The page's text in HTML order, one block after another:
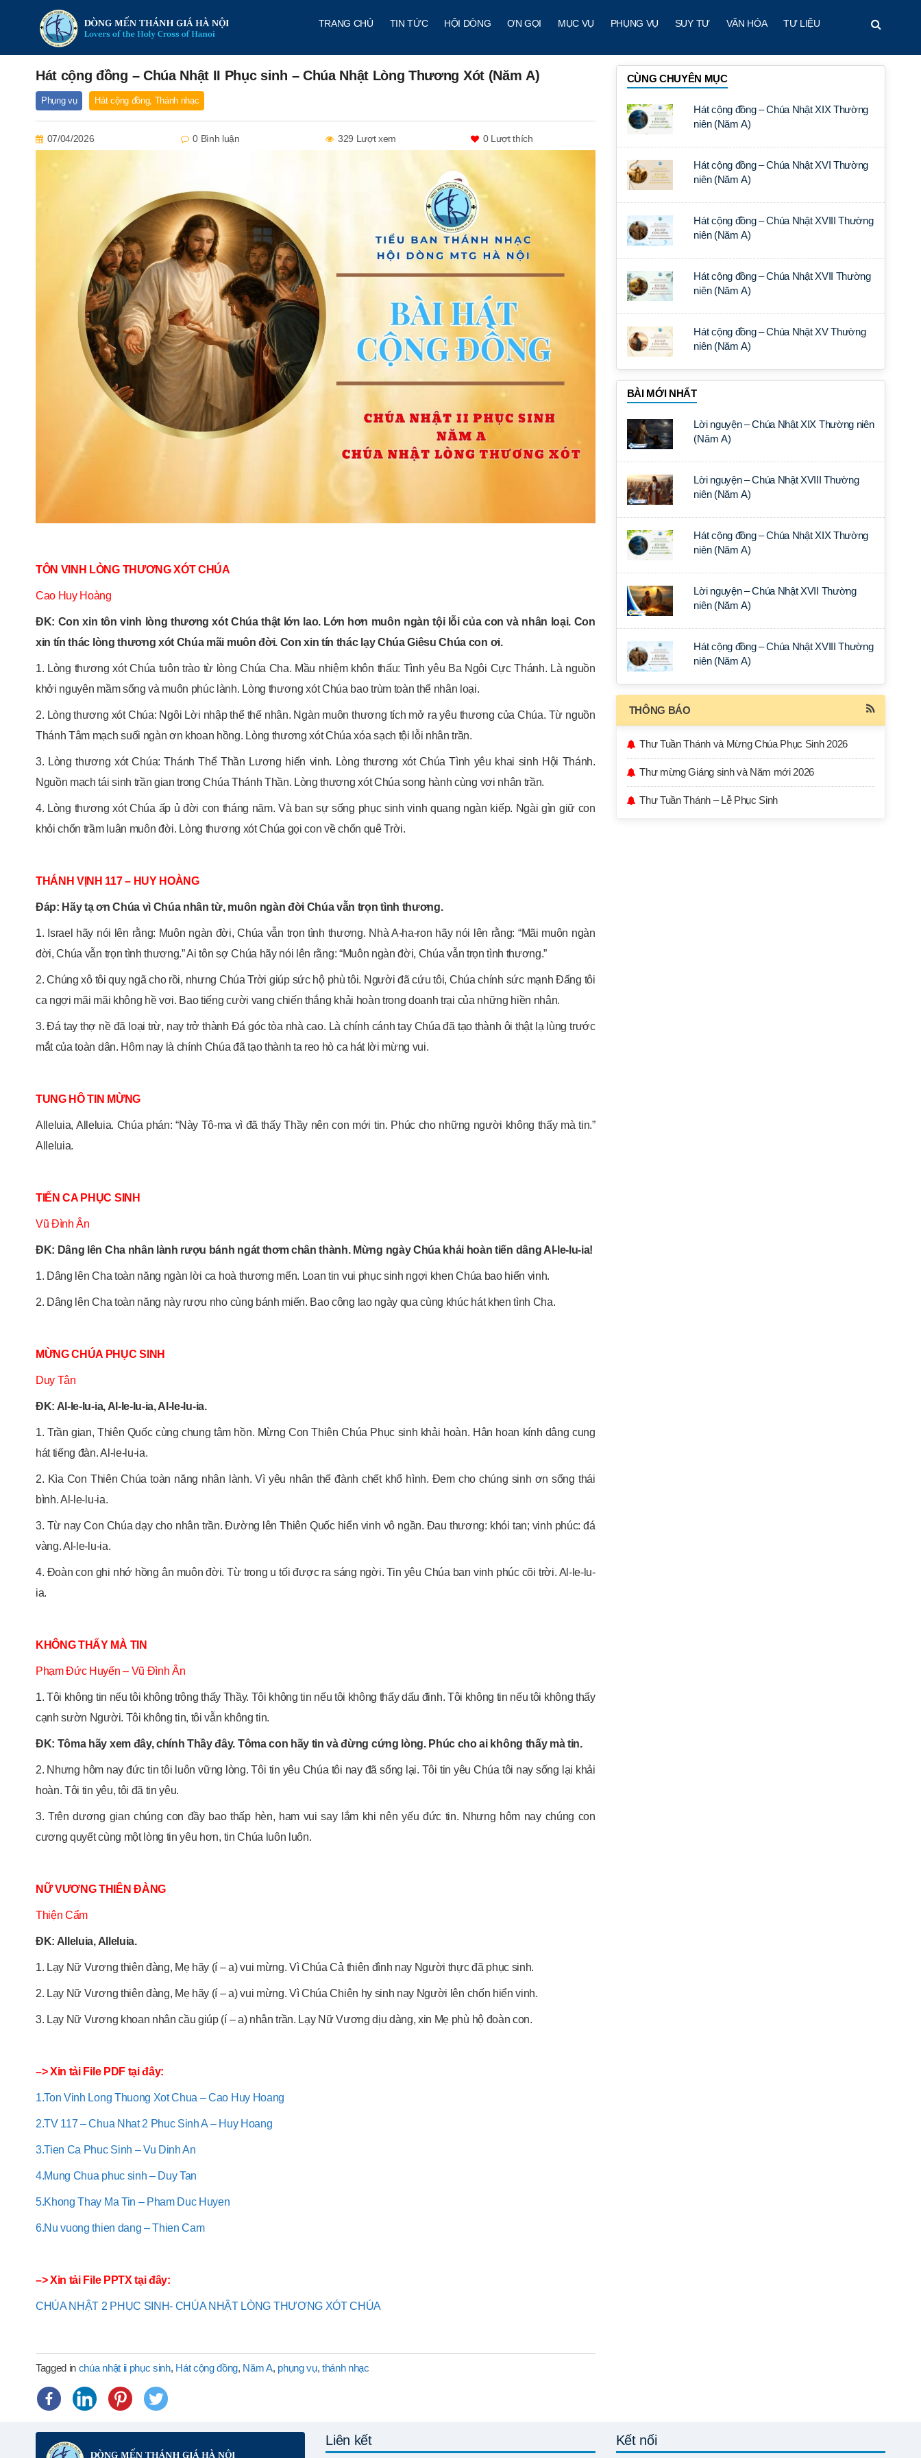
TRANG CHỦ TIN TỨC HỘI DÒNG ƠN GỌI MỤC VỤ PHỤNG VỤ SUY TƯ VĂN HÓA TƯ LIỆU
Hát cộng đồng – Chúa Nhật II Phục sinh – Chúa Nhật Lòng Thương Xót (Năm A)
Phụng vụ Hát cộng đồng, Thánh nhạc
07/04/2026 0 Bình luận 329 Lượt xem 0Lượt thích
TÔN VINH LÒNG THƯƠNG XÓT CHÚA
Cao Huy Hoàng
ĐK: Con xin tôn vinh lòng thương xót Chúa thật lớn lao. Lớn hơn muôn ngàn tội lỗi của con và nhân loại. Con
xin tín thác lòng thương xót Chúa mãi muôn đời. Con xin tín thác lạy Chúa Giêsu Chúa con ơi.
1. Lòng thương xót Chúa tuôn trào từ lòng Chúa Cha. Mầu nhiệm khôn thấu: Tình yêu Ba Ngôi Cực Thánh. Là nguồn
khởi nguyên mầm sống và muôn phúc lành. Lòng thương xót Chúa bao trùm toàn thể nhân loại.
2. Lòng thương xót Chúa: Ngôi Lời nhập thể thế nhân. Ngàn muôn thương tích mở ra yêu thương của Chúa. Từ nguồn
Thánh Tâm mạch suối ngàn ơn khoan hồng. Lòng thương xót Chúa xóa sạch tội lỗi nhân trần.
3. Lòng thương xót Chúa: Thánh Thể Thần Lương hiển vinh. Lòng thương xót Chúa Tình yêu khai sinh Hội Thánh.
Nguồn mạch tái sinh trần gian trong Chúa Thánh Thần. Lòng thương xót Chúa song hành cùng vơi nhân trần.
4. Lòng thương xót Chúa ấp ủ đời con tháng năm. Và ban sự sống phục sinh vinh quang ngàn kiếp. Ngài gìn giữ con
khỏi chốn trầm luân muôn đời. Lòng thương xót Chúa gọi con về chốn quê Trời.
THÁNH VỊNH 117 – HUY HOÀNG
Đáp: Hãy tạ ơn Chúa vì Chúa nhân từ, muôn ngàn đời Chúa vẫn trọn tình thương.
1. Israel hãy nói lên rằng: Muôn ngàn đời, Chúa vẫn trọn tình thương. Nhà A-ha-ron hãy nói lên rằng: “Mãi muôn ngàn
đời, Chúa vẫn trọn tình thương.” Ai tôn sợ Chúa hãy nói lên rằng: “Muôn ngàn đời, Chúa vẫn trọn tình thương.”
2. Chúng xô tôi quỵ ngã cho rồi, nhưng Chúa Trời giúp sức hộ phù tôi. Người đã cứu tôi, Chúa chính sức mạnh Đấng tôi
ca ngợi mãi mãi không hề vơi. Bao tiếng cười vang chiến thắng khải hoàn trong doanh trại của những hiền nhân.
3. Đá tay thợ nề đã loại trừ, nay trở thành Đá góc tòa nhà cao. Là chính cánh tay Chúa đã tạo thành ôi thật lạ lùng trước
mắt của toàn dân. Hôm nay là chính Chúa đã tạo thành ta reo hò ca hát lời mừng vui.
TUNG HÔ TIN MỪNG
Alleluia, Alleluia. Chúa phán: “Này Tô-ma vì đã thấy Thầy nên con mới tin. Phúc cho những người không thấy mà tin.”
Alleluia.
TIẾN CA PHỤC SINH
Vũ Đình Ân
ĐK: Dâng lên Cha nhân lành rượu bánh ngát thơm chân thành. Mừng ngày Chúa khải hoàn tiến dâng Al-le-lu-ia!
1. Dâng lên Cha toàn năng ngàn lời ca hoà thương mến. Loan tin vui phục sinh ngợi khen Chúa bao hiển vinh.
2. Dâng lên Cha toàn năng này rượu nho cùng bánh miến. Bao công lao ngày qua cùng khúc hát khen tình Cha.
MỪNG CHÚA PHỤC SINH
Duy Tân
ĐK: Al-le-lu-ia, Al-le-lu-ia, Al-le-lu-ia.
1. Trần gian, Thiên Quốc cùng chung tâm hồn. Mừng Con Thiên Chúa Phục sinh khải hoàn. Hân hoan kính dâng cung
hát tiếng đàn. Al-le-lu-ia.
2. Kìa Con Thiên Chúa toàn năng nhân lành. Vì yêu nhân thế đành chết khổ hình. Đem cho chúng sinh ơn sống thái
bình. Al-le-lu-ia.
3. Từ nay Con Chúa dạy cho nhân trần. Đường lên Thiên Quốc hiển vinh vô ngần. Đau thương: khói tan; vinh phúc: đá
vàng. Al-le-lu-ia.
4. Đoàn con ghi nhớ hồng ân muôn đời. Từ trong u tối được ra sáng ngời. Tin yêu Chúa ban vinh phúc cõi trời. Al-le-lu-
ia.
KHÔNG THẤY MÀ TIN
Phạm Đức Huyến – Vũ Đình Ân
1. Tôi không tin nếu tôi không trông thấy Thầy. Tôi không tin nếu tôi không thấy dấu đinh. Tôi không tin nếu tôi không thấy
cạnh sườn Người. Tôi không tin, tôi vẫn không tin.
ÐK: Tôma hãy xem đây, chính Thầy đây. Tôma con hãy tin và đừng cứng lòng. Phúc cho ai không thấy mà tin.
2. Nhưng hôm nay đức tin tôi luôn vững lòng. Tôi tin yêu Chúa tôi nay đã sống lại. Tôi tin yêu Chúa tôi nay sống lại khải
hoàn. Tôi tin yêu, tôi đã tin yêu.
3. Trên dương gian chúng con đầy bao thấp hèn, ham vui say lắm khi nên yếu đức tin. Nhưng hôm nay chúng con
cương quyết cùng một lòng tin yêu hơn, tin Chúa luôn luôn.
NỮ VƯƠNG THIÊN ĐÀNG
Thiện Cẩm
ĐK: Alleluia, Alleluia.
1. Lạy Nữ Vương thiên đàng, Mẹ hãy (í – a) vui mừng. Vì Chúa Cả thiên đình nay Người thực đã phục sinh.
2. Lạy Nữ Vương thiên đàng, Mẹ hãy (í – a) vui mừng. Vì Chúa Chiên hy sinh nay Người lên chốn hiển vinh.
3. Lạy Nữ Vương khoan nhân cầu giúp (í – a) nhân trần. Lạy Nữ Vương dịu dàng, xin Mẹ phù hộ đoàn con.
–> Xin tải File PDF tại đây:
1.Ton Vinh Long Thuong Xot Chua – Cao Huy Hoang
2.TV 117 – Chua Nhat 2 Phuc Sinh A – Huy Hoang
3.Tien Ca Phuc Sinh – Vu Dinh An
4.Mung Chua phuc sinh – Duy Tan
5.Khong Thay Ma Tin – Pham Duc Huyen
6.Nu vuong thien dang – Thien Cam
–> Xin tải File PPTX tại đây:
CHÚA NHẬT 2 PHỤC SINH- CHÚA NHẬT LÒNG THƯƠNG XÓT CHÚA
Tagged in chúa nhật ii phục sinh, Hát cộng đồng, Năm A, phụng vụ, thánh nhạc
CÙNG CHUYÊN MỤC
Hát cộng đồng – Chúa Nhật XIX Thường
niên (Năm A)
Hát cộng đồng – Chúa Nhật XVI Thường
niên (Năm A)
Hát cộng đồng – Chúa Nhật XVIII Thường
niên (Năm A)
Hát cộng đồng – Chúa Nhật XVII Thường
niên (Năm A)
Hát cộng đồng – Chúa Nhật XV Thường
niên (Năm A)
BÀI MỚI NHẤT
Lời nguyện – Chúa Nhật XIX Thường niên
(Năm A)
Lời nguyện – Chúa Nhật XVIII Thường
niên (Năm A)
Hát cộng đồng – Chúa Nhật XIX Thường
niên (Năm A)
Lời nguyện – Chúa Nhật XVII Thường
niên (Năm A)
Hát cộng đồng – Chúa Nhật XVIII Thường
niên (Năm A)
THÔNG BÁO
Thư Tuần Thánh và Mừng Chúa Phục Sinh 2026
Thư mừng Giáng sinh và Năm mới 2026
Thư Tuần Thánh – Lễ Phục Sinh
Liên kết Kết nối